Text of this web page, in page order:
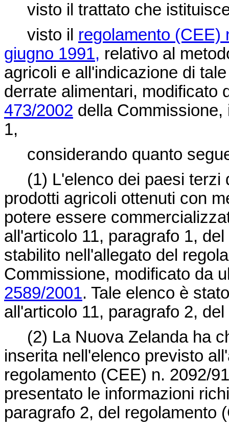
visto il trattato che
visto il regolamento (CEE)
giugno 1991, relativo al
agricoli e all'indicazione di
derrate alimentari, modificato
473/2002 della
1,
considerando quanto
(1) L'elenco dei paesi terzi
prodotti agricoli ottenuti con
potere essere
all'articolo 11, paragrafo 1,
stabilito nell'allegato del
Commissione, modificato da
2589/2001. Tale elenco è
all'articolo 11, paragrafo 2,
(2) La Nuova Zelanda ha
inserita nell'elenco previsto
regolamento (CEE) n. 2092/
presentato le informazioni
paragrafo 2, del regolamento